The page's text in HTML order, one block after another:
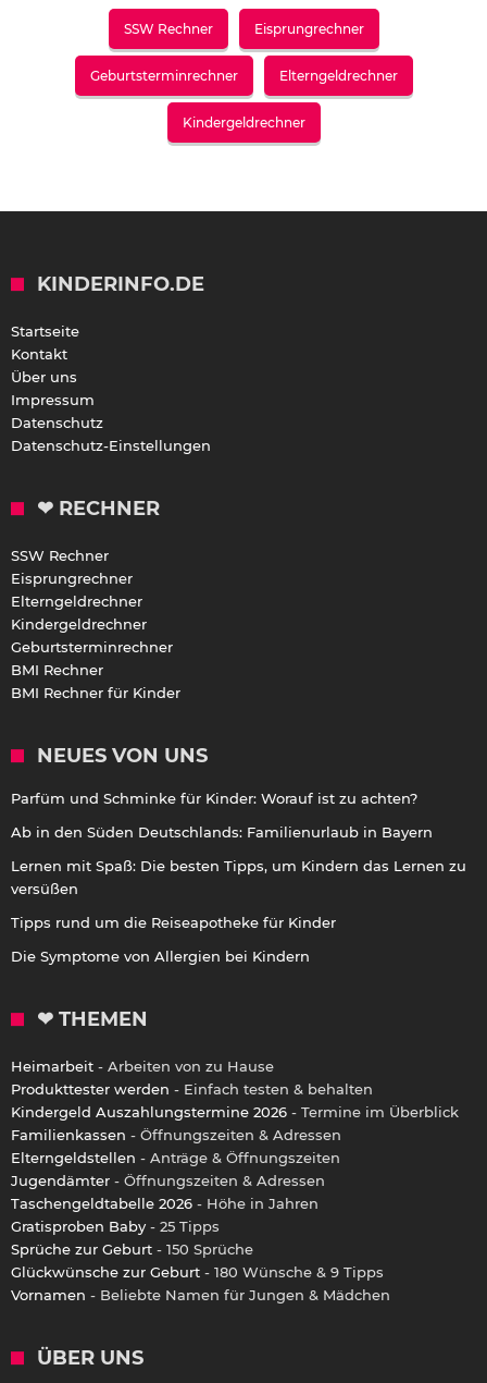
SSW Rechner Eisprungrechner
Geburtsterminrechner Elterngeldrechner
Kindergeldrechner
KINDERINFO.DE
Startseite
Kontakt
Über uns
Impressum
Datenschutz
Datenschutz-Einstellungen
❤ RECHNER
SSW Rechner
Eisprungrechner
Elterngeldrechner
Kindergeldrechner
Geburtsterminrechner
BMI Rechner
BMI Rechner für Kinder
NEUES VON UNS
Parfüm und Schminke für Kinder: Worauf ist zu achten?
Ab in den Süden Deutschlands: Familienurlaub in Bayern
Lernen mit Spaß: Die besten Tipps, um Kindern das Lernen zu
versüßen
Tipps rund um die Reiseapotheke für Kinder
Die Symptome von Allergien bei Kindern
❤ THEMEN
Heimarbeit - Arbeiten von zu Hause
Produkttester werden - Einfach testen & behalten
Kindergeld Auszahlungstermine 2026 - Termine im Überblick
Familienkassen - Öffnungszeiten & Adressen
Elterngeldstellen - Anträge & Öffnungszeiten
Jugendämter - Öffnungszeiten & Adressen
Taschengeldtabelle 2026 - Höhe in Jahren
Gratisproben Baby - 25 Tipps
Sprüche zur Geburt - 150 Sprüche
Glückwünsche zur Geburt - 180 Wünsche & 9 Tipps
Vornamen - Beliebte Namen für Jungen & Mädchen
ÜBER UNS